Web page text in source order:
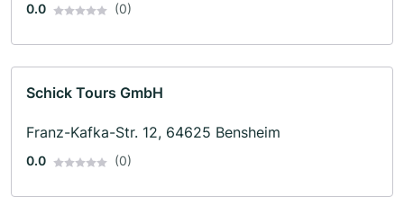
0.0 (0)
Schick Tours GmbH
Franz-Kafka-Str. 12, 64625 Bensheim
0.0 (0)